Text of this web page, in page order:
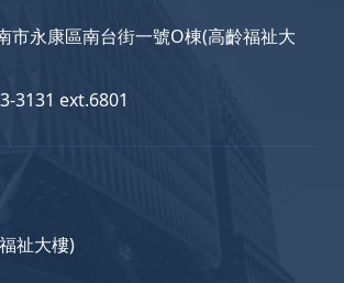
市永康區南台街一號O棟(高齡福祉大
3131 ext.6801
祉大樓)